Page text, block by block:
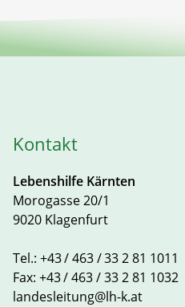
Kontakt
Lebenshilfe Kärnten
Morogasse 20/1
9020 Klagenfurt
Tel.: +43 / 463 / 33 2 81 1011
Fax: +43 / 463 / 33 2 81 1032
landesleitung@lh-k.at